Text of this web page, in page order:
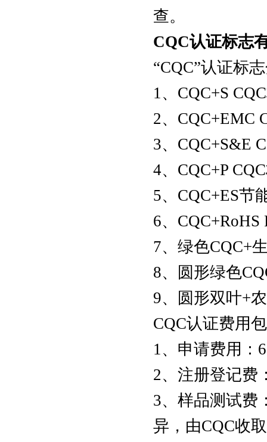
查。
CQC认证标志
“CQC”认证标
1、CQC+S
2、CQC+EMC
3、CQC+S&E
4、CQC+P
5、CQC+ES节
6、
7、绿色CQC+
8、圆形绿色
9、圆形双叶+
CQC认证费用
1、申请费用：
2、注册登记费
3、样品测试费
异，由CQC收